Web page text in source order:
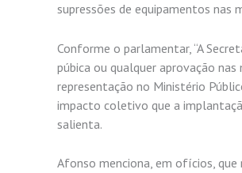
supressões de equipamentos nas
Conforme o parlamentar, “A
púbica ou qualquer aprovação
representação no Ministério
impacto coletivo que a
salienta.
Afonso menciona, em ofícios,